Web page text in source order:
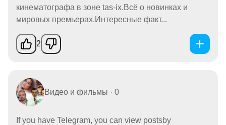
кинематографа в зоне tas-ix.Всё о новинках и
мировых премьерах.Интересные факт...
2
Видео и фильмы · 0
If you have Telegram, you can view postsby